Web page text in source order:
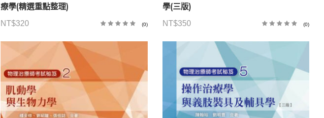
療學(精選重點整理)
NT$320 (0)
學(三版)
NT$350 (0)